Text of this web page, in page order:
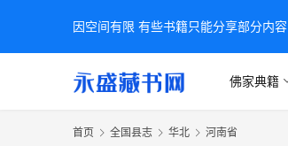
佛家典籍
首页 全国县志 华北 河南省
因空间有限 有些书籍只能分享部分内容